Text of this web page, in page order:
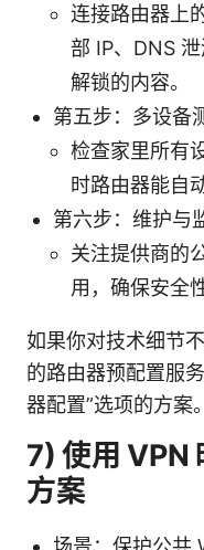
连接路由器上
部 IP、DNS
解锁的内容。
第五步：多设备
检查家里所有
时路由器能自
第六步：维护与
关注提供商的
用，确保安全性
如果你对技术细节
的路由器预配置服
器配置”选项的方案。
7) 使用 VPN
方案